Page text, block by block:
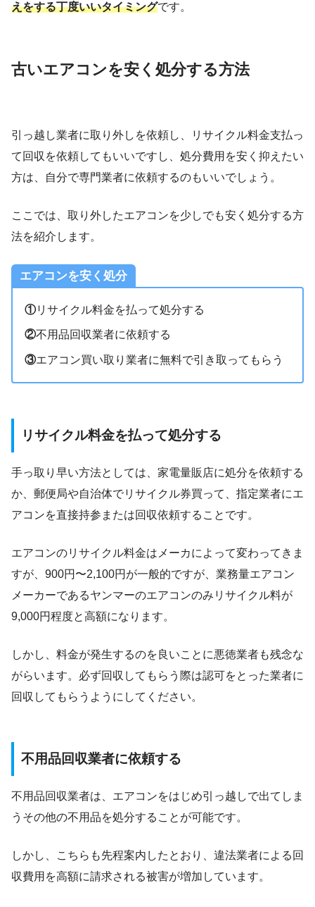
えをする丁度いいタイミングです。
古いエアコンを安く処分する方法
引っ越し業者に取り外しを依頼し、リサイクル料金支払っ
て回収を依頼してもいいですし、処分費用を安く抑えたい
方は、自分で専門業者に依頼するのもいいでしょう。
ここでは、取り外したエアコンを少しでも安く処分する方
法を紹介します。
エアコンを安く処分
①リサイクル料金を払って処分する
②不用品回収業者に依頼する
③エアコン買い取り業者に無料で引き取ってもらう
リサイクル料金を払って処分する
手っ取り早い方法としては、家電量販店に処分を依頼する
か、郵便局や自治体でリサイクル券買って、指定業者にエ
アコンを直接持参または回収依頼することです。
エアコンのリサイクル料金はメーカによって変わってきま
すが、900円〜2,100円が一般的ですが、業務量エアコン
メーカーであるヤンマーのエアコンのみリサイクル料が
9,000円程度と高額になります。
しかし、料金が発生するのを良いことに悪徳業者も残念な
がらいます。必ず回収してもらう際は認可をとった業者に
回収してもらうようにしてください。
不用品回収業者に依頼する
不用品回収業者は、エアコンをはじめ引っ越しで出てしま
うその他の不用品を処分することが可能です。
しかし、こちらも先程案内したとおり、違法業者による回
収費用を高額に請求される被害が増加しています。